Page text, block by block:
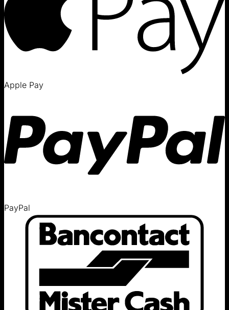
Apple Pay
PayPal